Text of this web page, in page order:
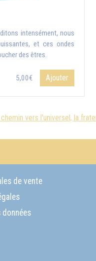
intensément, nous
et ces ondes
des êtres.
5,00€ Ajouter
chemin vers l'universel, la
de vente